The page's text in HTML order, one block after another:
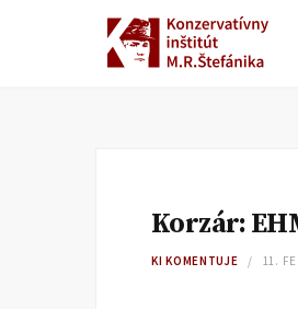
Korzár:
KI KOMENTUJE 11.